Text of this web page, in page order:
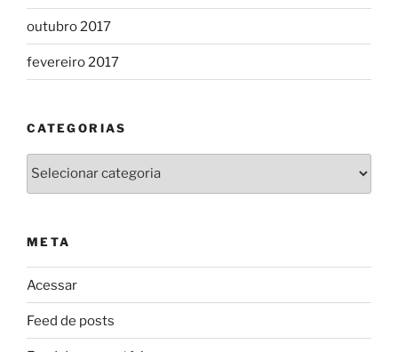
outubro 2017
fevereiro 2017
CATEGORIAS
Categorias
META
Acessar
Feed de posts